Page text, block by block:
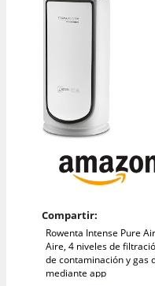
Compartir:
Rowenta Intense Pure
Aire, 4 niveles de
de contaminación y gas
mediante app